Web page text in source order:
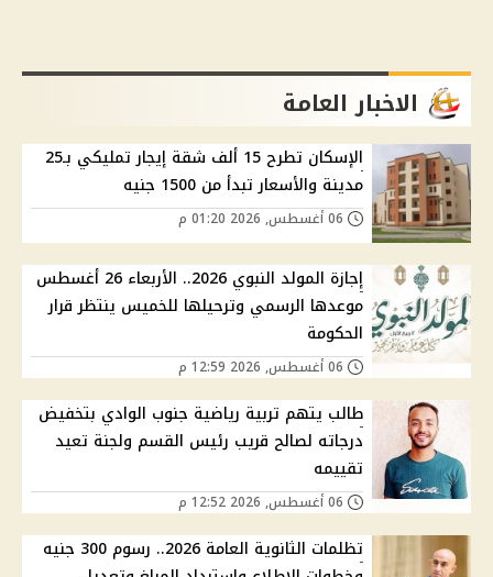
الاخبار العامة
الإسكان تطرح 15 ألف شقة إيجار تمليكي بـ25
مدينة والأسعار تبدأ من 1500 جنيه
إجازة المولد النبوي 2026.. الأربعاء 26 أغسطس
موعدها الرسمي وترحيلها للخميس ينتظر قرار
الحكومة
طالب يتهم تربية رياضية جنوب الوادي بتخفيض
درجاته لصالح قريب رئيس القسم ولجنة تعيد
تقييمه
تظلمات الثانوية العامة 2026.. رسوم 300 جنيه